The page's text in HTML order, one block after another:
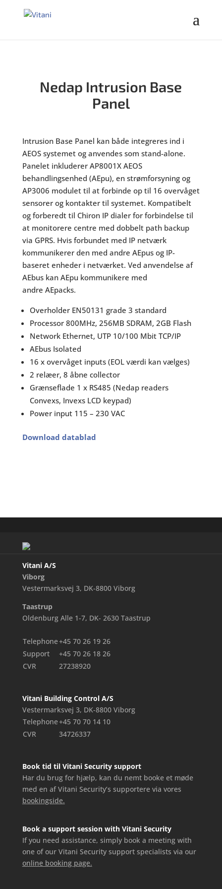
Nedap Intrusion Base
Panel
Intrusion Base Panel kan både integreres ind i
AEOS systemet og anvendes som stand-alone.
Panelet inkluderer AP8001X AEOS
behandlingsenhed (AEpu), en strømforsyning og
AP3006 modulet til at forbinde op til 16 overvåget
sensorer og kontakter til systemet. Kompatibelt
og forberedt til Chiron IP dialer for forbindelse til
at monitorere centre med dobbelt path backup
via GPRS. Hvis forbundet med IP netværk
kommunikerer den med andre AEpus og IP-
baseret enheder i netværket. Ved anvendelse af
AEbus kan AEpu kommunikere med
andre AEpacks.
Overholder EN50131 grade 3 standard
Processor 800MHz, 256MB SDRAM, 2GB Flash
Network Ethernet, UTP 10/100 Mbit TCP/IP
AEbus Isolated
16 x overvåget inputs (EOL værdi kan vælges)
2 relæer, 8 åbne collector
Grænseflade 1 x RS485 (Nedap readers
Convexs, Invexs LCD keypad)
Power input 115 – 230 VAC
Download datablad
Vitani A/S
Viborg
Vestermarksvej 3, DK-8800 Viborg
Taastrup
Oldenburg Alle 1-7, DK- 2630 Taastrup
Telephone+45 70 26 19 26
Support
+45 70 26 18 26
CVR
27238920
Vitani Building Control A/S
Vestermarksvej 3, DK-8800 Viborg
Telephone+45 70 70 14 10
CVR
34726337
Book tid til Vitani Security support
Har du brug for hjælp, kan du nemt booke et møde
med en af Vitani Security’s supportere via vores
bookingside.
Book a support session with Vitani Security
If you need assistance, simply book a meeting with
one of our Vitani Security support specialists via our
online booking page.